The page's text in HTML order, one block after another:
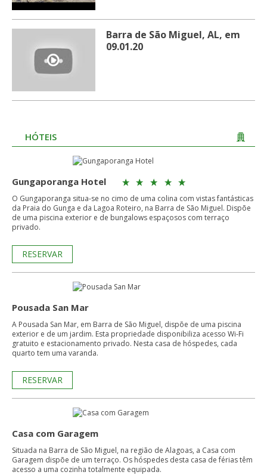
Barra de São Miguel, AL, em
09.01.20
HÓTEIS
Gungaporanga Hotel
O Gungaporanga situa-se no cimo de uma colina com vistas fantásticas
da Praia do Gunga e da Lagoa Roteiro, na Barra de São Miguel. Dispõe
de uma piscina exterior e de bungalows espaçosos com terraço
privado.
RESERVAR
Pousada San Mar
A Pousada San Mar, em Barra de São Miguel, dispõe de uma piscina
exterior e de um jardim. Esta propriedade disponibiliza acesso Wi-Fi
gratuito e estacionamento privado. Nesta casa de hóspedes, cada
quarto tem uma varanda.
RESERVAR
Casa com Garagem
Situada na Barra de São Miguel, na região de Alagoas, a Casa com
Garagem dispõe de um terraço. Os hóspedes desta casa de férias têm
acesso a uma cozinha totalmente equipada.